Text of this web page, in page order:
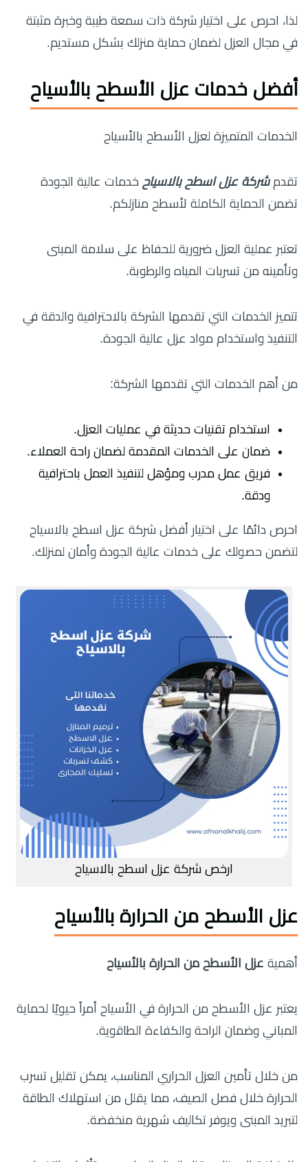
لذا، احرص على اختيار شركة ذات سمعة طيبة وخبرة مثبتة
في مجال العزل لضمان حماية منزلك بشكل مستديم.
أفضل خدمات عزل الأسطح بالأسياح
الخدمات المتميزة لعزل الأسطح بالأسياح
تقدمشركة عزل اسطح بالاسياح خدمات عالية الجودة
تضمن الحماية الكاملة لأسطح منازلكم.
تعتبر عملية العزل ضرورية للحفاظ على سلامة المبنى
وتأمينه من تسربات المياه والرطوبة.
تتميز الخدمات التي تقدمها الشركة بالاحترافية والدقة في
التنفيذ واستخدام مواد عزل عالية الجودة.
من أهم الخدمات التي تقدمها الشركة:
استخدام تقنيات حديثة في عمليات العزل.
ضمان على الخدمات المقدمة لضمان راحة العملاء.
فريق عمل مدرب ومؤهل لتنفيذ العمل باحترافية
ودقة.
احرص دائمًا على اختيار أفضل شركة عزل اسطح بالاسياح
لتضمن حصولك على خدمات عالية الجودة وأمان لمنزلك.
ارخص شركة عزل اسطح بالاسياح
عزل الأسطح من الحرارة بالأسياح
أهمية عزل الأسطح من الحرارة بالأسياح
يعتبر عزل الأسطح من الحرارة في الأسياح أمراً حيويًا لحماية
المباني وضمان الراحة والكفاءة الطاقوية.
من خلال تأمين العزل الحراري المناسب، يمكن تقليل تسرب
الحرارة خلال فصل الصيف، مما يقلل من استهلاك الطاقة
لتبريد المبنى ويوفر تكاليف شهرية منخفضة.